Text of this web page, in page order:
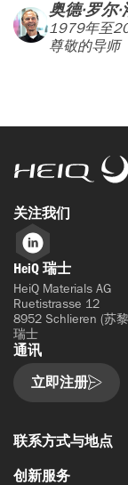
奥德·罗尔
1979年至
尊敬的导师
HeiQ
关注我们
LinkedIn
HeiQ 瑞士
HeiQ Materials AG
Ruetistrasse 12
8952 Schlieren (苏
瑞士
通讯
立即注册
联系方式与地点
创新服务